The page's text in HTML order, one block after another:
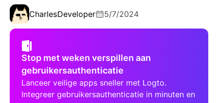
CharlesDeveloper 5/7/2024
Stop met weken verspillen aan
gebruikersauthenticatie
Lanceer veilige apps sneller met Logto.
Integreer gebruikersauthenticatie in minuten en